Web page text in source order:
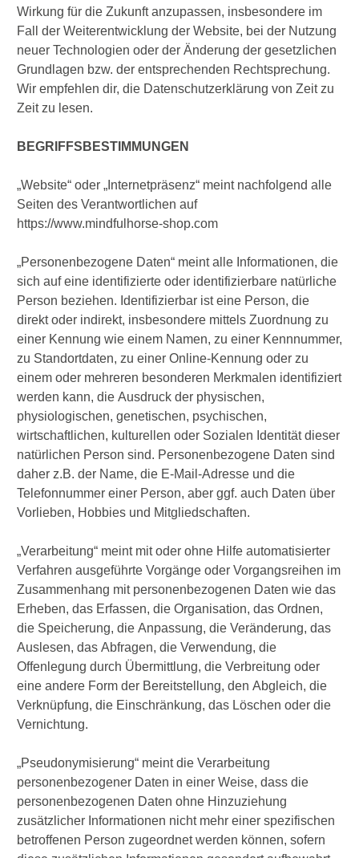
Wirkung für die Zukunft anzupassen, insbesondere im
Fall der Weiterentwicklung der Website, bei der Nutzung
neuer Technologien oder der Änderung der gesetzlichen
Grundlagen bzw. der entsprechenden Rechtsprechung.
Wir empfehlen dir, die Datenschutzerklärung von Zeit zu
Zeit zu lesen.
BEGRIFFSBESTIMMUNGEN
„Website“ oder „Internetpräsenz“ meint nachfolgend alle
Seiten des Verantwortlichen auf
https://www.mindfulhorse-shop.com
„Personenbezogene Daten“ meint alle Informationen, die
sich auf eine identifizierte oder identifizierbare natürliche
Person beziehen. Identifizierbar ist eine Person, die
direkt oder indirekt, insbesondere mittels Zuordnung zu
einer Kennung wie einem Namen, zu einer Kennnummer,
zu Standortdaten, zu einer Online-Kennung oder zu
einem oder mehreren besonderen Merkmalen identifiziert
werden kann, die Ausdruck der physischen,
physiologischen, genetischen, psychischen,
wirtschaftlichen, kulturellen oder Sozialen Identität dieser
natürlichen Person sind. Personenbezogene Daten sind
daher z.B. der Name, die E-Mail-Adresse und die
Telefonnummer einer Person, aber ggf. auch Daten über
Vorlieben, Hobbies und Mitgliedschaften.
„Verarbeitung“ meint mit oder ohne Hilfe automatisierter
Verfahren ausgeführte Vorgänge oder Vorgangsreihen im
Zusammenhang mit personenbezogenen Daten wie das
Erheben, das Erfassen, die Organisation, das Ordnen,
die Speicherung, die Anpassung, die Veränderung, das
Auslesen, das Abfragen, die Verwendung, die
Offenlegung durch Übermittlung, die Verbreitung oder
eine andere Form der Bereitstellung, den Abgleich, die
Verknüpfung, die Einschränkung, das Löschen oder die
Vernichtung.
„Pseudonymisierung“ meint die Verarbeitung
personenbezogener Daten in einer Weise, dass die
personenbezogenen Daten ohne Hinzuziehung
zusätzlicher Informationen nicht mehr einer spezifischen
betroffenen Person zugeordnet werden können, sofern